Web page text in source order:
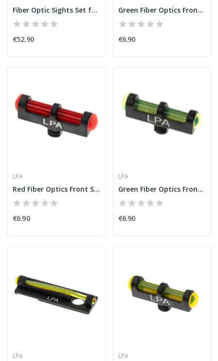
Fiber Optic Sights Set for 6-8mm Shotgun Ribs...
€52.90
Green Fiber Optics Front Sight for 5X40 Thread...
€6.90
LPA
Red Fiber Optics Front Sight for 5X40 Thread [LPA]
€6.90
LPA
Green Fiber Optics Front Sight for 3,0 MA...
€6.90
LPA LPA